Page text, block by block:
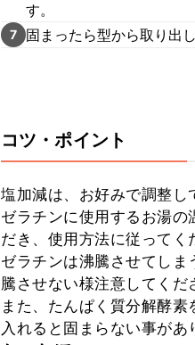
す。
7 固まったら型から取り出
コツ・ポイント
塩加減は、お好みで調整し
ゼラチンに使用するお湯
だき、使用方法に従ってく
ゼラチンは沸騰させてし
騰させない様注意してくだ
また、たんぱく質分解酵
入れると固まらない事があ